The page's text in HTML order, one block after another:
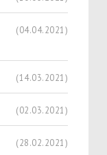
(04.04.2021)
(14.03.2021)
(02.03.2021)
(28.02.2021)